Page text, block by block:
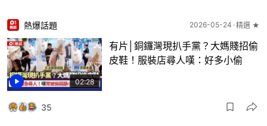
02:28
熱爆話題 2026-05-24 精選 ★
有片│銅鑼灣現扒手黨？大媽賤招偷
皮鞋！服裝店尋人嘆：好多小偷
35